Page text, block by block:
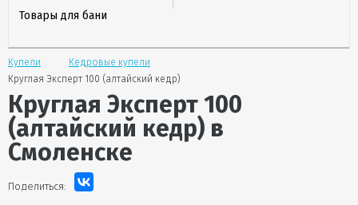
Товары для бани
Купели
Кедровые купели
Круглая Эксперт 100 (алтайский кедр)
Круглая Эксперт 100
(алтайский кедр) в
Смоленске
Поделиться: